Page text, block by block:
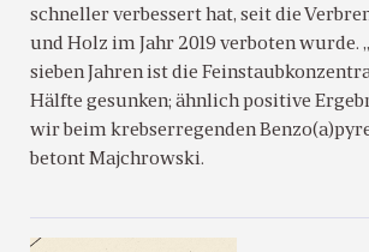
schneller verbessert hat, seit die
und Holz im Jahr 2019 verboten wurde.
sieben Jahren ist die
Hälfte gesunken; ähnlich positive
wir beim krebserregenden
betont Majchrowski.